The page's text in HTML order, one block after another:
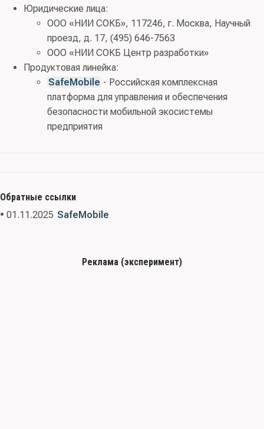
Юридические лица:
ООО «НИИ СОКБ», 117246, г. Москва, Научный
проезд, д. 17, (495) 646-7563
ООО «НИИ СОКБ Центр разработки»
Продуктовая линейка:
SafeMobile - Российская комплексная
платформа для управления и обеспечения
безопасности мобильной экосистемы
предприятия
Обратные ссылки
• 01.11.2025 SafeMobile
Реклама (эксперимент)